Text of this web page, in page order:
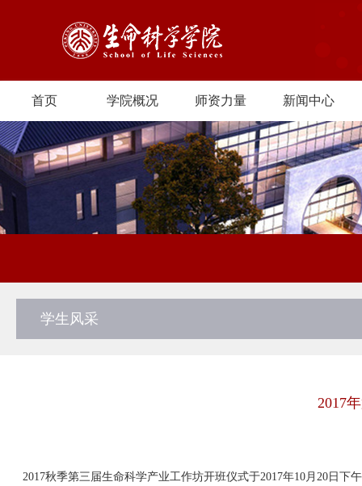
首页 学院概况 师资力量 新闻中心
学生风采
2017
2017秋季第三届生命科学产业工作坊开班仪式于2017年10月20日